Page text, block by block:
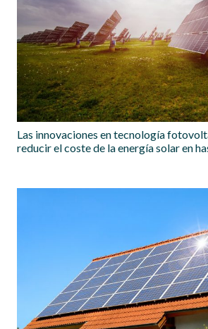
Las innovaciones en tecnología
reducir el coste de la energía solar en